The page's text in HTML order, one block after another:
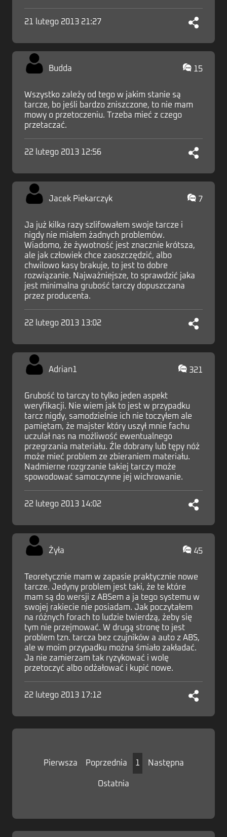
21 lutego 2013 21:27
Budda 15
Wszystko zależy od tego w jakim stanie są
tarcze, bo jeśli bardzo zniszczone, to nie mam
mowy o przetoczeniu. Trzeba mieć z czego
przetaczać.
22 lutego 2013 12:56
Jacek Piekarczyk 7
Ja już kilka razy szlifowałem swoje tarcze i
nigdy nie miałem żadnych problemów.
Wiadomo, że żywotność jest znacznie krótsza,
ale jak człowiek chce zaoszczędzić, albo
chwilowo kasy brakuje, to jest to dobre
rozwiązanie. Najważniejsze, to sprawdzić jaka
jest minimalna grubość tarczy dopuszczana
przez producenta.
22 lutego 2013 13:02
Adrian1 321
Grubość to tarczy to tylko jeden aspekt
weryfikacji. Nie wiem jak to jest w przypadku
tarcz nigdy, samodzielnie ich nie toczyłem ale
pamiętam, że majster który uszył mnie fachu
uczulał nas na możliwość ewentualnego
przegrzania materiału. Źle dobrany lub tępy nóż
może mieć problem ze zbieraniem materiału.
Nadmierne rozgrzanie takiej tarczy może
spowodować samoczynne jej wichrowanie.
22 lutego 2013 14:02
Żyła 45
Teoretycznie mam w zapasie praktycznie nowe
tarcze. Jedyny problem jest taki, że te które
mam są do wersji z ABSem a ja tego systemu w
swojej rakiecie nie posiadam. Jak poczytałem
na różnych forach to ludzie twierdzą, żeby się
tym nie przejmować. W drugą stronę to jest
problem tzn. tarcza bez czujników a auto z ABS,
ale w moim przypadku można śmiało zakładać.
Ja nie zamierzam tak ryzykować i wolę
przetoczyć albo odżałować i kupić nowe.
22 lutego 2013 17:12
Pierwsza Poprzednia 1 Następna
Ostatnia